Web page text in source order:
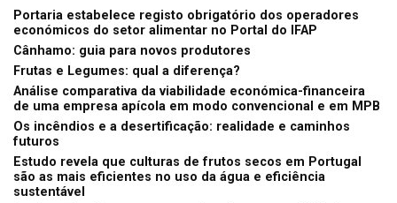
Portaria estabelece registo obrigatório dos operadores
económicos do setor alimentar no Portal do IFAP
Cânhamo: guia para novos produtores
Frutas e Legumes: qual a diferença?
Análise comparativa da viabilidade económica-financeira
de uma empresa apícola em modo convencional e em MPB
Os incêndios e a desertificação: realidade e caminhos
futuros
Estudo revela que culturas de frutos secos em Portugal
são as mais eficientes no uso da água e eficiência
sustentável